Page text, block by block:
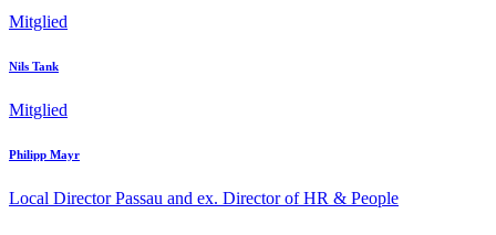
Mitglied
Nils Tank
Mitglied
Philipp Mayr
Local Director Passau and ex. Director of HR & People